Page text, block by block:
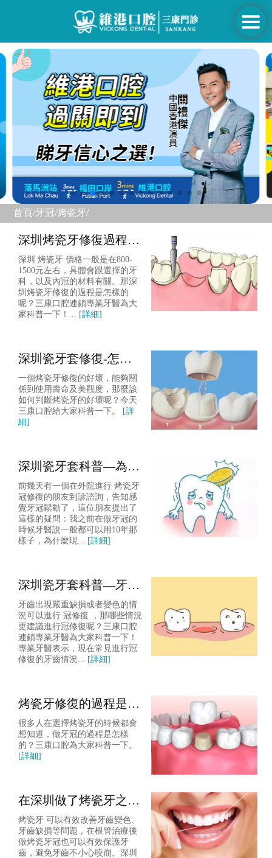
首頁/牙冠/烤瓷牙/
深圳烤瓷牙修復過程系
點樣嘅咧？
深圳 烤瓷牙 價格一般是在800-
1500元左右，具體會跟選擇的牙
科，以及內冠的材料有關。那深
圳烤瓷牙修復的過程是怎樣的
呢？三康口腔連鎖專業牙醫為大
家科普一下！... [詳細]
深圳瓷牙套修復-怎麼
判斷烤瓷牙的好壞？
一個烤瓷牙修復的好壞，能夠關
係到使用壽命及美觀度，那麼該
如何判斷烤瓷牙的好壞呢？今天
三康口腔給大家科普一下。 [詳
細]
深圳瓷牙套科普—為什
麼烤瓷牙會鬆動呢？
前幾天有一個在外院進行 烤瓷牙
冠修復的朋友到診諮詢，告知感
覺牙冠鬆動了，這位朋友提出了
這樣的疑問：我之前在做牙冠的
時候牙醫說一般都可以用10年那
樣子，為什麼現... [詳細]
深圳瓷牙套科普—牙齒
什麼情況建議進行冠修
復
牙齒出現嚴重缺損或者變色的情
況可以進行 冠修復 ，那哪些情況
更建議進行冠修復呢？三康口腔
連鎖專業牙醫為大家科普一下！
專業牙醫表示，現在常見進行冠
修復的牙齒情況... [詳細]
烤瓷牙修復的過程是怎
樣的？主要有幾個步
驟？
很多人在選擇烤瓷牙的時候都會
想知道，做牙冠的過程是怎樣
的？三康口腔為大家科普一下。
[詳細]
在深圳做了烤瓷牙之後
飲食和清潔方面要注意
什
烤瓷牙 可以有效改善牙齒變色、
牙齒缺損等問題，在根管治療後
做烤瓷牙冠也可以有效保護牙
齒，避免牙齒不小心咬崩。深圳